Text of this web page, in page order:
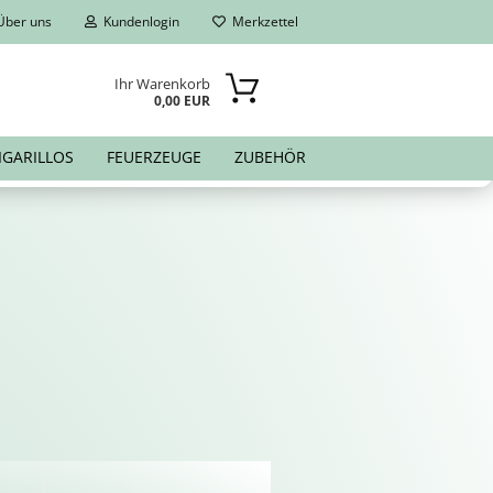
uns Kundenlogin Merkzettel
Ihr Warenkorb
0,00 EUR
FEUERZEUGE ZUBEHÖR